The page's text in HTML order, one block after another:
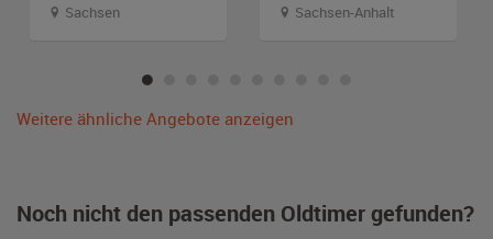
Sachsen
Sachsen-Anhalt
Weitere ähnliche Angebote anzeigen
Noch nicht den passenden Oldtimer gefunden?